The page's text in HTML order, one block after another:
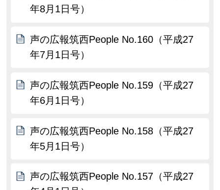
年8月1日号）
声の広報筑西People No.160（平成27
年7月1日号）
声の広報筑西People No.159（平成27
年6月1日号）
声の広報筑西People No.158（平成27
年5月1日号）
声の広報筑西People No.157（平成27